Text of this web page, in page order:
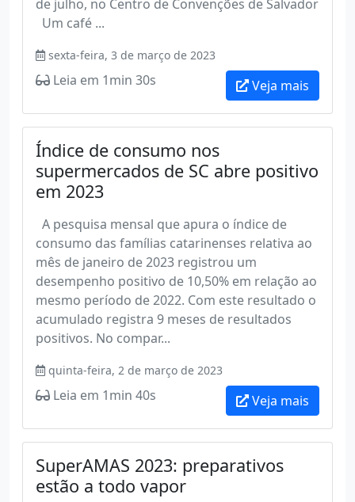
de julho, no Centro de Convenções de Salvador
Um café ...
sexta-feira, 3 de março de 2023
Leia em 1min 30s Veja mais
Índice de consumo nos
supermercados de SC abre positivo
em 2023
A pesquisa mensal que apura o índice de
consumo das famílias catarinenses relativa ao
mês de janeiro de 2023 registrou um
desempenho positivo de 10,50% em relação ao
mesmo período de 2022. Com este resultado o
acumulado registra 9 meses de resultados
positivos. No compar...
quinta-feira, 2 de março de 2023
Leia em 1min 40s Veja mais
SuperAMAS 2023: preparativos
estão a todo vapor